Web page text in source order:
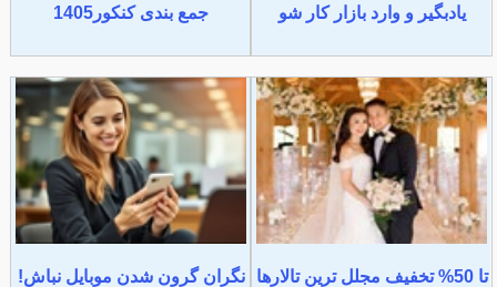
یادبگیر و وارد بازار کار شو
جمع بندی کنکور1405
تا 50% تخفیف مجلل ترین تالارها
نگران گرون شدن موبایل نباش!